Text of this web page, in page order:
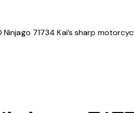
Ninjago 71734 Kai’s sharp